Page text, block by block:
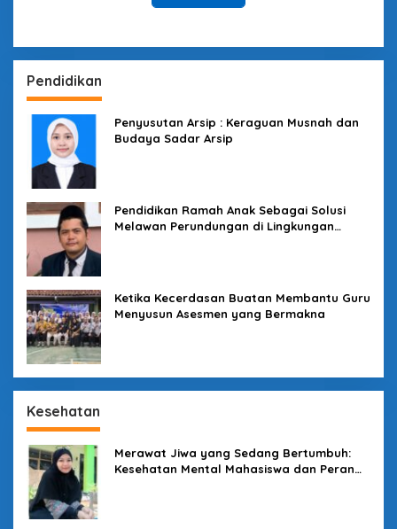
Pendidikan
Penyusutan Arsip : Keraguan Musnah dan
Budaya Sadar Arsip
Pendidikan Ramah Anak Sebagai Solusi
Melawan Perundungan di Lingkungan
Ketika Kecerdasan Buatan Membantu Guru
Menyusun Asesmen yang Bermakna
Kesehatan
Merawat Jiwa yang Sedang Bertumbuh:
Kesehatan Mental Mahasiswa dan Peran